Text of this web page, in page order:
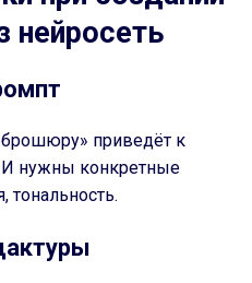
приведёт к
нужны конкретные
тональность.